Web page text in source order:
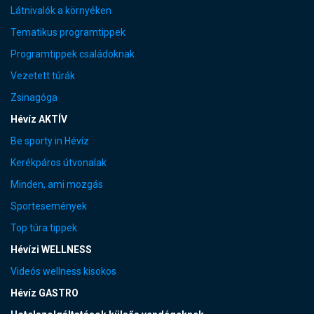
Látnivalók a környéken
Tematikus programtippek
Programtippek családoknak
Vezetett túrák
Zsinagóga
Hévíz AKTÍV
Be sporty in Hévíz
Kerékpáros útvonalak
Minden, ami mozgás
Sportesemények
Top túra tippek
Hévízi WELLNESS
Videós wellness kisokos
Hévíz GASTRO